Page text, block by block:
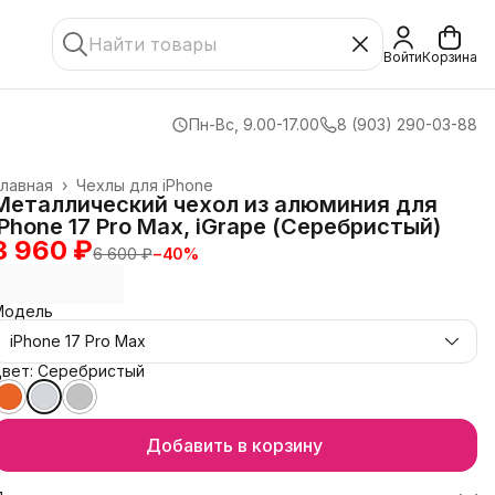
ВойтиКорзина
Пн-Вс, 9.00-17.00 8 (903) 290-03-88
Чехлы для iPhone
›
чехол из алюминия для
17 Pro Max, iGrape (Серебристый)
960 ₽6 600 ₽−40%
iPhone 17 Pro Max
Серебристый
Добавить в корзину